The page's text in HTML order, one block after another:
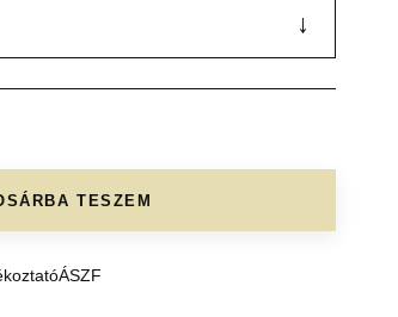
↓
TESZEM
ÁSZF